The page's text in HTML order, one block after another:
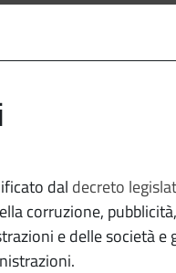
in una nuova scheda
dal decreto
corruzione,
e delle società e